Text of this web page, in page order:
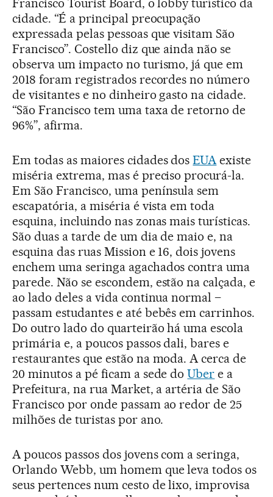
cidade. “É a principal preocupação
expressada pelas pessoas que visitam São
Francisco”. Costello diz que ainda não se
observa um impacto no turismo, já que em
2018 foram registrados recordes no número
de visitantes e no dinheiro gasto na cidade.
“São Francisco tem uma taxa de retorno de
96%”, afirma.
Em todas as maiores cidades dosEUA existe
miséria extrema, mas é preciso procurá-la.
Em São Francisco, uma península sem
escapatória, a miséria é vista em toda
esquina, incluindo nas zonas mais turísticas.
São duas a tarde de um dia de maio e, na
esquina das ruas Mission e 16, dois jovens
enchem uma seringa agachados contra uma
parede. Não se escondem, estão na calçada, e
ao lado deles a vida continua normal –
passam estudantes e até bebês em carrinhos.
Do outro lado do quarteirão há uma escola
primária e, a poucos passos dali, bares e
restaurantes que estão na moda. A cerca de
20 minutos a pé ficam a sede doUber e a
Prefeitura, na rua Market, a artéria de São
Francisco por onde passam ao redor de 25
milhões de turistas por ano.
A poucos passos dos jovens com a seringa,
Orlando Webb, um homem que leva todos os
seus pertences num cesto de lixo, improvisa